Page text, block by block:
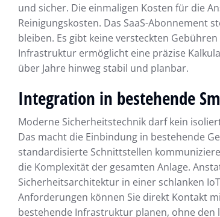
und sicher. Die einmaligen Kosten für die
Reinigungskosten. Das SaaS-Abonnement
bleiben. Es gibt keine versteckten
Infrastruktur ermöglicht eine präzise
über Jahre hinweg stabil und planbar.
Integration in bestehende
Moderne Sicherheitstechnik darf kein
Das macht die Einbindung in bestehende
standardisierte Schnittstellen
die Komplexität der gesamten Anlage.
Sicherheitsarchitektur in einer schlanken
Anforderungen können Sie direkt Kontakt
bestehende Infrastruktur planen, ohne den